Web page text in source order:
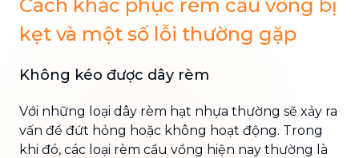
Cách khắc phục rèm cầu vồng bị
kẹt và một số lỗi thường gặp
Không kéo được dây rèm
Với những loại dây rèm hạt nhựa thường sẽ xảy ra
vấn đề đứt hỏng hoặc không hoạt động. Trong
khi đó, các loại rèm cầu vồng hiện nay thường là